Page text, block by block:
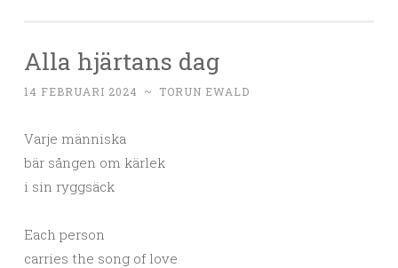
Alla hjärtans dag
14 FEBRUARI 2024 ~ TORUN EWALD
Varje människa
bär sången om kärlek
i sin ryggsäck
Each person
carries the song of love